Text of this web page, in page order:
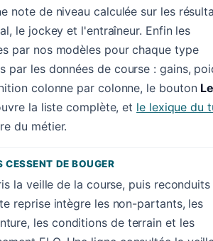
note de niveau calculée sur les
le jockey et l'entraîneur. Enfin les
par nos modèles pour chaque type
par les données de course : gains,
colonne par colonne, le bouton
la liste complète, et le lexique du
du métier.
CESSENT DE BOUGER
la veille de la course, puis reconduits
reprise intègre les non-partants, les
les conditions de terrain et les